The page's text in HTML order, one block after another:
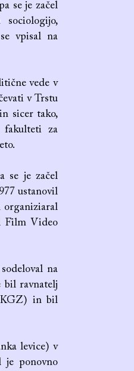
se je začel
vpisal na
vede v
v Trstu
sicer tako,
fakulteti za
se je začel
ustanovil
organiziaral
Film Video
na
bil ravnatelj
in bil
levice) v
je ponovno